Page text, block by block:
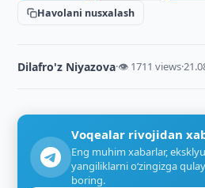
Havolani nusxalash
Dilafro'z Niyazova·👁 1711 views·
Voqealar rivojidan
Eng muhim xabarlar,
yangiliklarni o‘zingizga
boring.